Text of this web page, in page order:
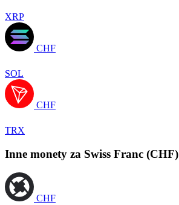
XRP
CHF
SOL
CHF
TRX
Inne monety za Swiss Franc (CHF)
CHF